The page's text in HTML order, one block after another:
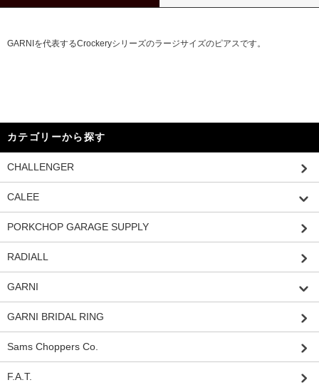
GARNIを代表するCrockeryシリーズのラージサイズのピアスです。
カテゴリーから探す
CHALLENGER
CALEE
PORKCHOP GARAGE SUPPLY
RADIALL
GARNI
GARNI BRIDAL RING
Sams Choppers Co.
F.A.T.